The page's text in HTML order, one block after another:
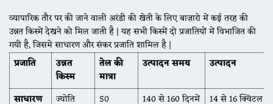
व्यापारिक तौर पर की जाने वाली अरंडी की खेती के लिए बाज़ारो में कई तरह की
उन्नत किस्में देखने को मिल जाती है | यह सभी किस्में दो प्रजातियों में विभाजित की
गयी है, जिसमे साधारण और संकर प्रजाति शामिल है |
प्रजाति
उन्नत
किस्म
तेल की
मात्रा
उत्पादन समय उत्पादन
साधारण
ज्योति
50
140 से 160 दिनमें
14 से 16 क्विंटल